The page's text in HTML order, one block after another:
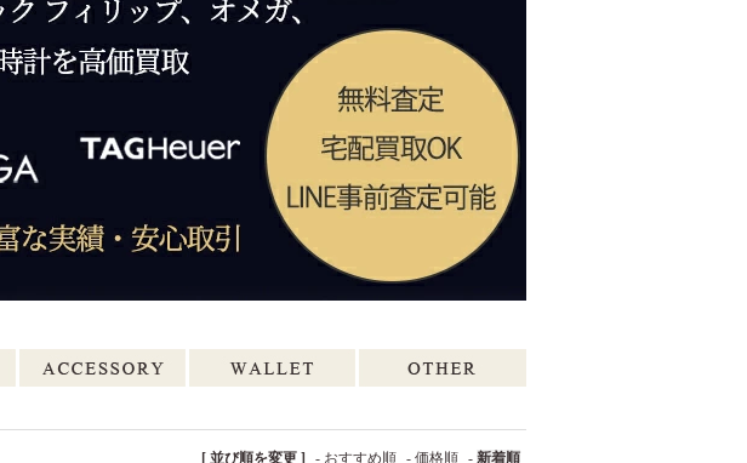
[ 並び順を変更 ] - おすすめ順 - 価格順 - 新着順